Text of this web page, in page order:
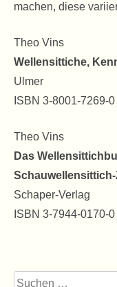
machen, diese
Theo Vins
Wellensittiche,
Ulmer
ISBN 3-8001-7269-0
Theo Vins
Das
Schaper-Verlag
ISBN 3-7944-0170-0
Suchen